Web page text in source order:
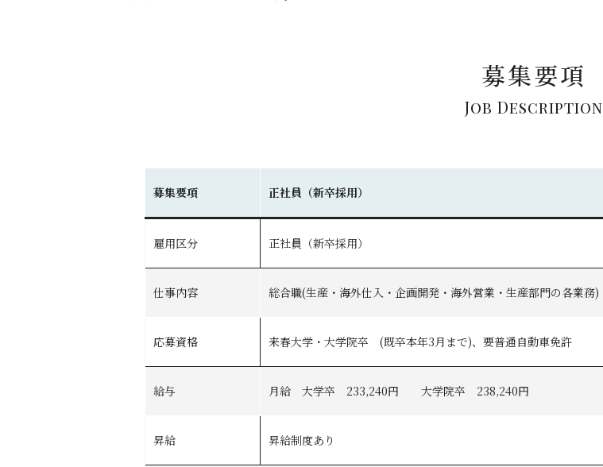
募集要項
Job Description
募集要項 正社員（新卒採用）
雇用区分 正社員（新卒採用）
仕事内容 総合職(生産・海外仕入・企画開発・海外営業・生産部門の各業務)
応募資格 来春大学・大学院卒 (既卒本年3月まで)、要普通自動車免許
給与 月給 大学卒 233,240円 大学院卒 238,240円
昇給 昇給制度あり